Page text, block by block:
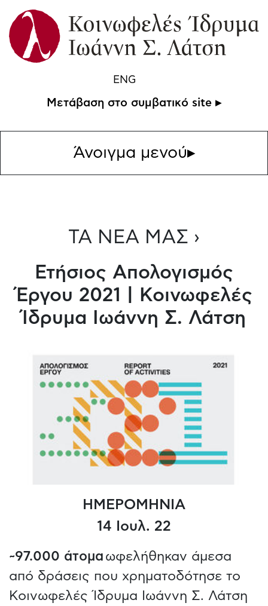
ENG
Μετάβαση στο συμβατικό site ▸
Άνοιγμα μενού▸
ΤΑ ΝΕΑ ΜΑΣ ›
Ετήσιος Απολογισμός
Έργου 2021 | Κοινωφελές
Ίδρυμα Ιωάννη Σ. Λάτση
ΗΜΕΡΟΜΗΝΙΑ
14 Ιουλ. 22
~97.000 άτομα ωφελήθηκαν άμεσα
από δράσεις που χρηματοδότησε το
Κοινωφελές Ίδρυμα Ιωάννη Σ. Λάτση